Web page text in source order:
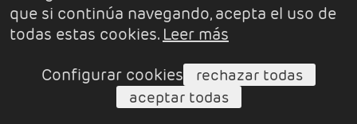
que si continúa navegando, acepta el uso de
todas estas cookies. Leer más
Configurar cookies
rechazar todas
aceptar todas